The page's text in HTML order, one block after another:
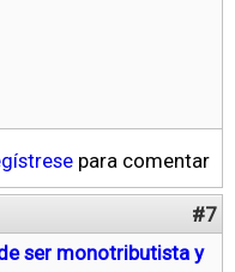
para comentar
#7
ser monotributista y